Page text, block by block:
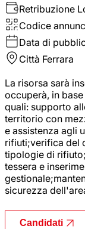
Retribuzione
Codice
Data di
Città Ferrara
La risorsa sarà
occuperà, in
quali: supporto
territorio con
e assistenza agli
rifiuti;verifica del
tipologie di
tessera e
sicurezza
Candidati